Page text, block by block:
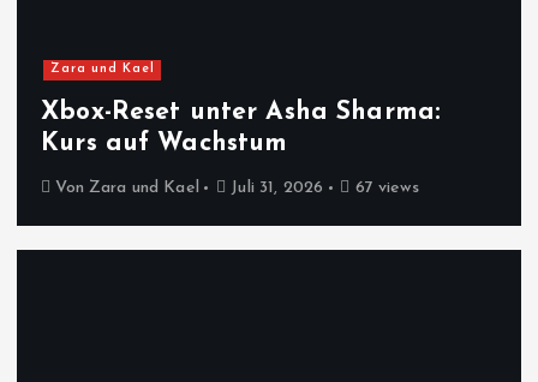
Zara und Kael
Xbox-Reset unter Asha Sharma:
Kurs auf Wachstum
Von Zara und Kael Juli 31, 2026 67 views